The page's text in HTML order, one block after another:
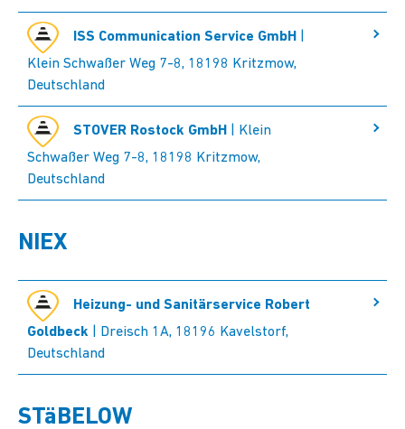
ISS Communication Service GmbH
Klein Schwaßer Weg 7-8, 18198 Kritzmow,
Deutschland
STOVER Rostock GmbH | Klein
Schwaßer Weg 7-8, 18198 Kritzmow,
Deutschland
NIEX
Heizung- und Sanitärservice Robert
Goldbeck | Dreisch 1A, 18196 Kavelstorf,
Deutschland
STäBELOW